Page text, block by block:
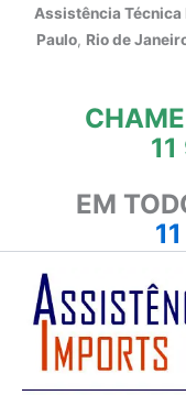
Assistência
Paulo, Rio de
EM